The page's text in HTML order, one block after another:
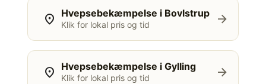
location_on Hvepsebekæmpelse i Bovlstrup
Klik for lokal pris og tid arrow_forward
location_on Hvepsebekæmpelse i Gylling
Klik for lokal pris og tid arrow_forward